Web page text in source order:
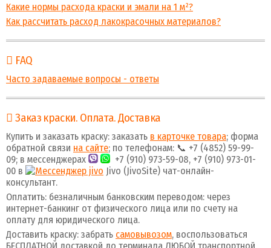
Какие нормы расхода краски и эмали на 1 м²?
Как рассчитать расход лакокрасочных материалов?
FAQ
Часто задаваемые вопросы - ответы
Заказ краски. Оплата. Доставка
Купить и заказать краску: заказать в карточке товара; форма
обратной связи на сайте; по телефонам: 📞 +7 (4852) 59-99-
09; в мессенджерах
+7 (910) 973-59-08, +7 (910) 973-01-
00 в
Jivo (JivoSite) чат-онлайн-
консультант.
Оплатить: безналичным банковским переводом: через
интернет-банкинг от физического лица или по счету на
оплату для юридического лица.
Доставить краску: забрать самовывозом, воспользоваться
БЕСПЛАТНОЙ доставкой до терминала ЛЮБОЙ транспортной